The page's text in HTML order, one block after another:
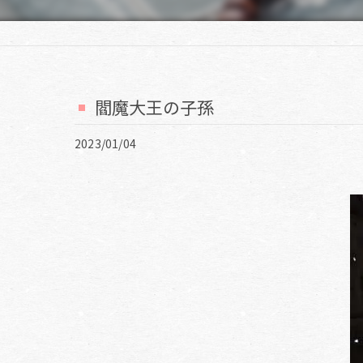
閻魔大王の子孫
2023/01/04